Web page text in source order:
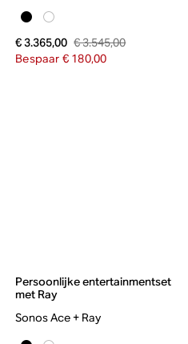
€ 3.365,00 € 3.545,00
Bespaar € 180,00
Persoonlijke entertainmentset
met Ray
Sonos Ace + Ray